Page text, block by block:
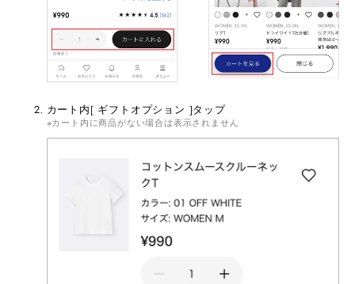
カート内[ ギフトオプション ]タップ
カート内に商品がない場合は表示されません